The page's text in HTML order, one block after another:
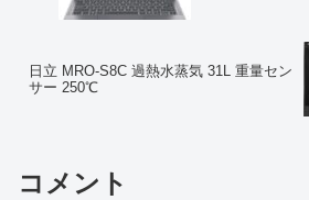
日立 MRO-S8C 過熱水蒸気 31L 重量セン
サー 250℃
コメント